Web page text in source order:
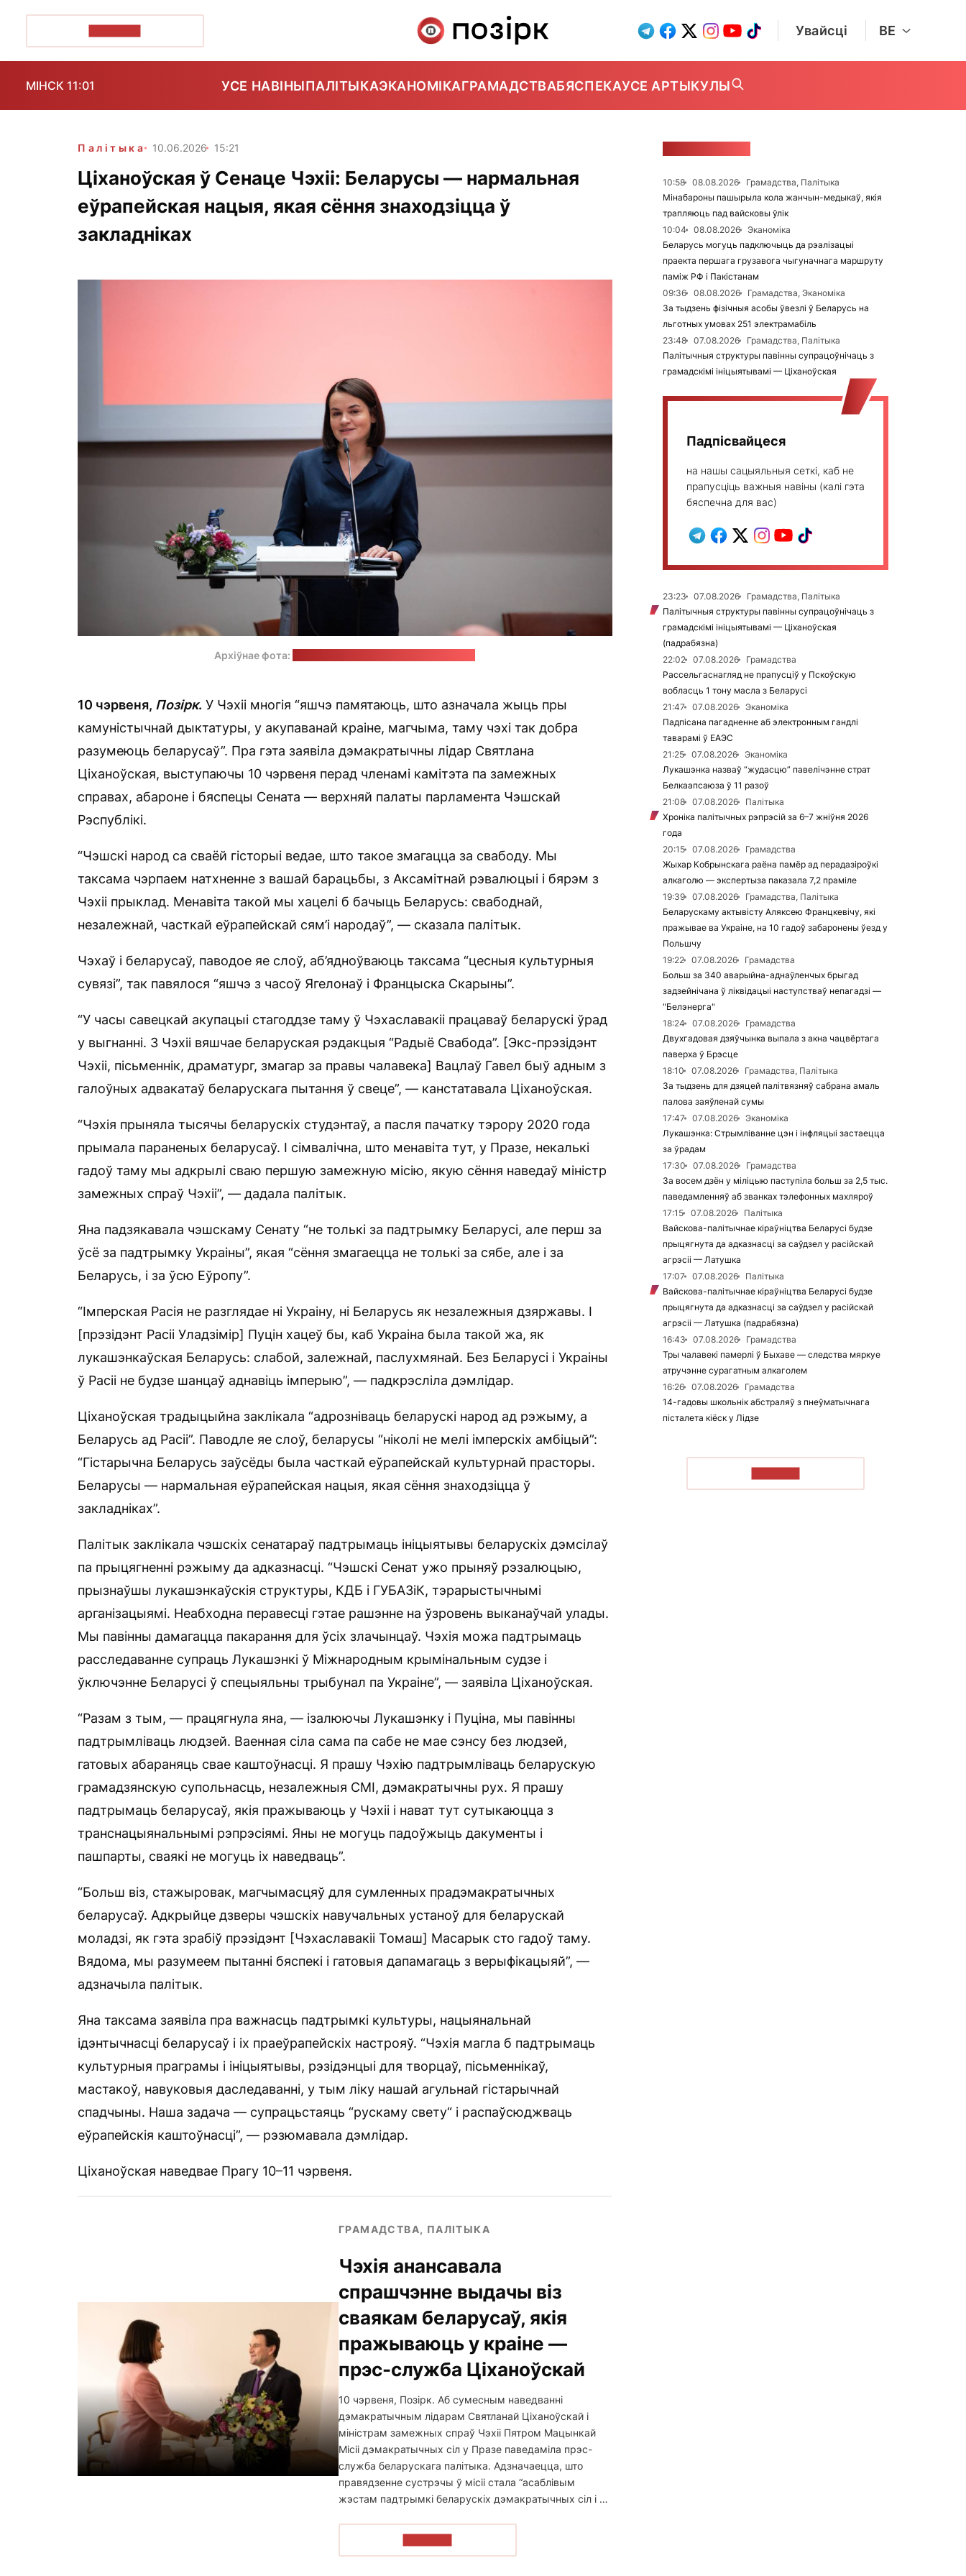
Увайсці BE
МІНСК 11:01 УСЕ НАВІНЫПАЛІТЫКАЭКАНОМІКАГРАМАДСТВАБЯСПЕКАУСЕ АРТЫКУЛЫ
Палітыка 10.06.2026 15:21
Ціханоўская ў Сенаце Чэхіі: Беларусы — нармальная
еўрапейская нацыя, якая сёння знаходзіцца ў
закладніках
Архіўнае фота:
10 чэрвеня, Позірк. У Чэхіі многія “яшчэ памятаюць, што азначала жыць пры
камуністычнай дыктатуры, у акупаванай краіне, магчыма, таму чэхі так добра
разумеюць беларусаў”. Пра гэта заявіла дэмакратычны лідар Святлана
Ціханоўская, выступаючы 10 чэрвеня перад членамі камітэта па замежных
справах, абароне і бяспецы Сената — верхняй палаты парламента Чэшскай
Рэспублікі.
“Чэшскі народ са сваёй гісторыі ведае, што такое змагацца за свабоду. Мы
таксама чэрпаем натхненне з вашай барацьбы, з Аксамітнай рэвалюцыі і бярэм з
Чэхіі прыклад. Менавіта такой мы хацелі б бачыць Беларусь: свабоднай,
незалежнай, часткай еўрапейскай сям’і народаў”, — сказала палітык.
Чэхаў і беларусаў, паводое яе слоў, аб’ядноўваюць таксама “цесныя культурныя
сувязі”, так павялося “яшчэ з часоў Ягелонаў і Францыска Скарыны”.
“У часы савецкай акупацыі стагоддзе таму ў Чэхаславакіі працаваў беларускі ўрад
у выгнанні. З Чэхіі вяшчае беларуская рэдакцыя “Радыё Свабода”. [Экс-прэзідэнт
Чэхіі, пісьменнік, драматург, змагар за правы чалавека] Вацлаў Гавел быў адным з
галоўных адвакатаў беларускага пытання ў свеце”, — канстатавала Ціханоўская.
“Чэхія прыняла тысячы беларускіх студэнтаў, а пасля пачатку тэрору 2020 года
прымала параненых беларусаў. І сімвалічна, што менавіта тут, у Празе, некалькі
гадоў таму мы адкрылі сваю першую замежную місію, якую сёння наведаў міністр
замежных спраў Чэхіі”, — дадала палітык.
Яна падзякавала чэшскаму Сенату “не толькі за падтрымку Беларусі, але перш за
ўсё за падтрымку Украіны”, якая “сёння змагаецца не толькі за сябе, але і за
Беларусь, і за ўсю Еўропу”.
“Імперская Расія не разглядае ні Украіну, ні Беларусь як незалежныя дзяржавы. І
[прэзідэнт Расіі Уладзімір] Пуцін хацеў бы, каб Украіна была такой жа, як
лукашэнкаўская Беларусь: слабой, залежнай, паслухмянай. Без Беларусі і Украіны
ў Расіі не будзе шанцаў аднавіць імперыю”, — падкрэсліла дэмлідар.
Ціханоўская традыцыйна заклікала “адрозніваць беларускі народ ад рэжыму, а
Беларусь ад Расіі”. Паводле яе слоў, беларусы “ніколі не мелі імперскіх амбіцый”:
“Гістарычна Беларусь заўсёды была часткай еўрапейскай культурнай прасторы.
Беларусы — нармальная еўрапейская нацыя, якая сёння знаходзіцца ў
закладніках”.
Палітык заклікала чэшскіх сенатараў падтрымаць ініцыятывы беларускіх дэмсілаў
па прыцягненні рэжыму да адказнасці. “Чэшскі Сенат ужо прыняў рэзалюцыю,
прызнаўшы лукашэнкаўскія структуры, КДБ і ГУБАЗіК, тэрарыстычнымі
арганізацыямі. Неабходна перавесці гэтае рашэнне на ўзровень выканаўчай улады.
Мы павінны дамагацца пакарання для ўсіх злачынцаў. Чэхія можа падтрымаць
расследаванне супраць Лукашэнкі ў Міжнародным крымінальным судзе і
ўключэнне Беларусі ў спецыяльны трыбунал па Украіне”, — заявіла Ціханоўская.
“Разам з тым, — працягнула яна, — ізалюючы Лукашэнку і Пуціна, мы павінны
падтрымліваць людзей. Ваенная сіла сама па сабе не мае сэнсу без людзей,
гатовых абараняць свае каштоўнасці. Я прашу Чэхію падтрымліваць беларускую
грамадзянскую супольнасць, незалежныя СМІ, дэмакратычны рух. Я прашу
падтрымаць беларусаў, якія пражываюць у Чэхіі і нават тут сутыкаюцца з
транснацыянальнымі рэпрэсіямі. Яны не могуць падоўжыць дакументы і
пашпарты, сваякі не могуць іх наведваць”.
“Больш віз, стажыровак, магчымасцяў для сумленных прадэмакратычных
беларусаў. Адкрыйце дзверы чэшскіх навучальных устаноў для беларускай
моладзі, як гэта зрабіў прэзідэнт [Чэхаславакіі Томаш] Масарык сто гадоў таму.
Вядома, мы разумеем пытанні бяспекі і гатовыя дапамагаць з верыфікацыяй”, —
адзначыла палітык.
Яна таксама заявіла пра важнасць падтрымкі культуры, нацыянальнай
ідэнтычнасці беларусаў і іх праеўрапейскіх настрояў. “Чэхія магла б падтрымаць
культурныя праграмы і ініцыятывы, рэзідэнцыі для творцаў, пісьменнікаў,
мастакоў, навуковыя даследаванні, у тым ліку нашай агульнай гістарычнай
спадчыны. Наша задача — супрацьстаяць “рускаму свету“ і распаўсюджваць
еўрапейскія каштоўнасці”, — рэзюмавала дэмлідар.
Ціханоўская наведвае Прагу 10–11 чэрвеня.
ГРАМАДСТВА, ПАЛІТЫКА
Чэхія анансавала
спрашчэнне выдачы віз
сваякам беларусаў, якія
пражываюць у краіне —
прэс-служба Ціханоўскай
10 чэрвеня, Позірк. Аб сумесным наведванні
дэмакратычным лідарам Святланай Ціханоўскай і
міністрам замежных спраў Чэхіі Пятром Мацынкай
Місіі дэмакратычных сіл у Празе паведаміла прэс-
служба беларускага палітыка. Адзначаецца, што
правядзенне сустрэчы ў місіі стала “асаблівым
жэстам падтрымкі беларускіх дэмакратычных сіл і …
10:58 08.08.2026
Грамадства, Палітыка
Мінабароны пашырыла кола жанчын-медыкаў, якія
трапляюць пад вайсковы ўлік
10:04
08.08.2026
Эканоміка
Беларусь могуць падключыць да рэалізацыі
праекта першага грузавога чыгуначнага маршруту
паміж РФ і Пакістанам
09:36
08.08.2026
Грамадства, Эканоміка
За тыдзень фізічныя асобы ўвезлі ў Беларусь на
льготных умовах 251 электрамабіль
23:48
07.08.2026
Грамадства, Палітыка
Палітычныя структуры павінны супрацоўнічаць з
грамадскімі ініцыятывамі — Ціханоўская
Падпісвайцеся
на нашы сацыяльныя сеткі, каб не
прапусціць важныя навіны (калі гэта
бяспечна для вас)
23:23 07.08.2026
Грамадства, Палітыка
Палітычныя структуры павінны супрацоўнічаць з
грамадскімі ініцыятывамі — Ціханоўская
(падрабязна)
22:02
07.08.2026
Грамадства
Рассельгаснагляд не прапусціў у Пскоўскую
вобласць 1 тону масла з Беларусі
21:47
07.08.2026
Эканоміка
Падпісана пагадненне аб электронным гандлі
таварамі ў ЕАЭС
21:25
07.08.2026
Эканоміка
Лукашэнка назваў “жудасцю” павелічэнне страт
Белкаапсаюза ў 11 разоў
21:08
07.08.2026
Палітыка
Хроніка палітычных рэпрэсій за 6–7 жніўня 2026
года
20:15
07.08.2026
Грамадства
Жыхар Кобрынскага раёна памёр ад перадазіроўкі
алкаголю — экспертыза паказала 7,2 праміле
19:39
07.08.2026
Грамадства, Палітыка
Беларускаму актывісту Аляксею Францкевічу, які
пражывае ва Украіне, на 10 гадоў забаронены ўезд у
Польшчу
19:22
07.08.2026
Грамадства
Больш за 340 аварыйна-аднаўленчых брыгад
задзейнічана ў ліквідацыі наступстваў непагадзі —
"Белэнерга"
18:24
07.08.2026
Грамадства
Двухгадовая дзяўчынка выпала з акна чацвёртага
паверха ў Брэсце
18:10
07.08.2026
Грамадства, Палітыка
За тыдзень для дзяцей палітвязняў сабрана амаль
палова заяўленай сумы
17:47
07.08.2026
Эканоміка
Лукашэнка: Стрымліванне цэн і інфляцыі застаецца
за ўрадам
17:30
07.08.2026
Грамадства
За восем дзён у міліцыю паступіла больш за 2,5 тыс.
паведамленняў аб званках тэлефонных махляроў
17:15
07.08.2026
Палітыка
Вайскова-палітычнае кіраўніцтва Беларусі будзе
прыцягнута да адказнасці за саўдзел у расійскай
агрэсіі — Латушка
17:07
07.08.2026
Палітыка
Вайскова-палітычнае кіраўніцтва Беларусі будзе
прыцягнута да адказнасці за саўдзел у расійскай
агрэсіі — Латушка (падрабязна)
16:43
07.08.2026
Грамадства
Тры чалавекі памерлі ў Быхаве — следства мяркуе
атручэнне сурагатным алкаголем
16:26
07.08.2026
Грамадства
14-гадовы школьнік абстраляў з пнеўматычнага
пісталета кіёск у Лідзе